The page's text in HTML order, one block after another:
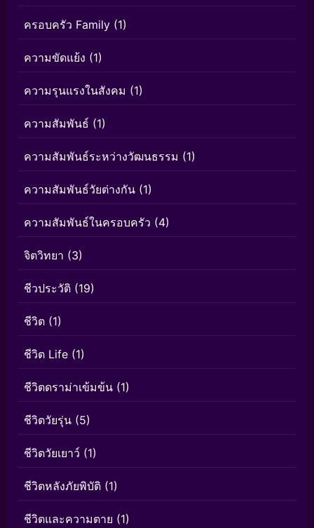
ครอบครัว Family (1)
ความขัดแย้ง (1)
ความรุนแรงในสังคม (1)
ความสัมพันธ์ (1)
ความสัมพันธ์ระหว่างวัฒนธรรม (1)
ความสัมพันธ์วัยต่างกัน (1)
ความสัมพันธ์ในครอบครัว (4)
จิตวิทยา (3)
ชีวประวัติ (19)
ชีวิต (1)
ชีวิต Life (1)
ชีวิตดราม่าเข้มข้น (1)
ชีวิตวัยรุ่น (5)
ชีวิตวัยเยาว์ (1)
ชีวิตหลังภัยพิบัติ (1)
ชีวิตและความตาย (1)